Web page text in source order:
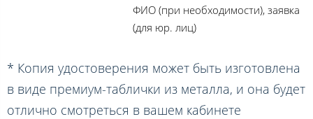
ФИО (при необходимости), заявка
(для юр. лиц)
* Копия удостоверения может быть изготовлена
в виде премиум-таблички из металла, и она будет
отлично смотреться в вашем кабинете